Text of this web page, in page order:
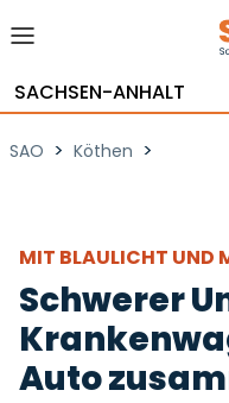
SACHSEN-ANHALT
SAO > Köthen >
MIT BLAULICHT UND
Schwerer
Auto